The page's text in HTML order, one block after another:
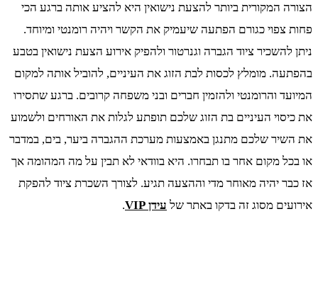
הצורה המקורית ביותר להצעת נישואין היא להציע אותה ברגע הכי
פחות צפוי כגורם הפתעה שיעמיק את הקשר ויהיה רומנטי ומיוחד.
ניתן להשכיר ציוד הגברה וגנרטור ולהפיק אירוע הצעת נישואין בטבע
בהפתעה. מומלץ לכסות לבת הזוג את העיניים, להוביל אותה למקום
המיועד והרומנטי ולהזמין חברים ובני משפחה קרובים. ברגע שתסירו
את כיסוי העיניים בת הזוג שלכם תופתע לגלות את האורחים ולשמוע
את השיר שלכם מתנגן באמצעות מערכת ההגברה ביער, בים, במדבר
או בכל מקום אחר בו תבחרו. היא בוודאי לא תבין על מה המהומה אך
אז כבר יהיה מאוחר מדי וההצעה תגיע. לצורך השכרת ציוד להפקת
אירועים מסוג זה בדקו באתר של עידן VIP .